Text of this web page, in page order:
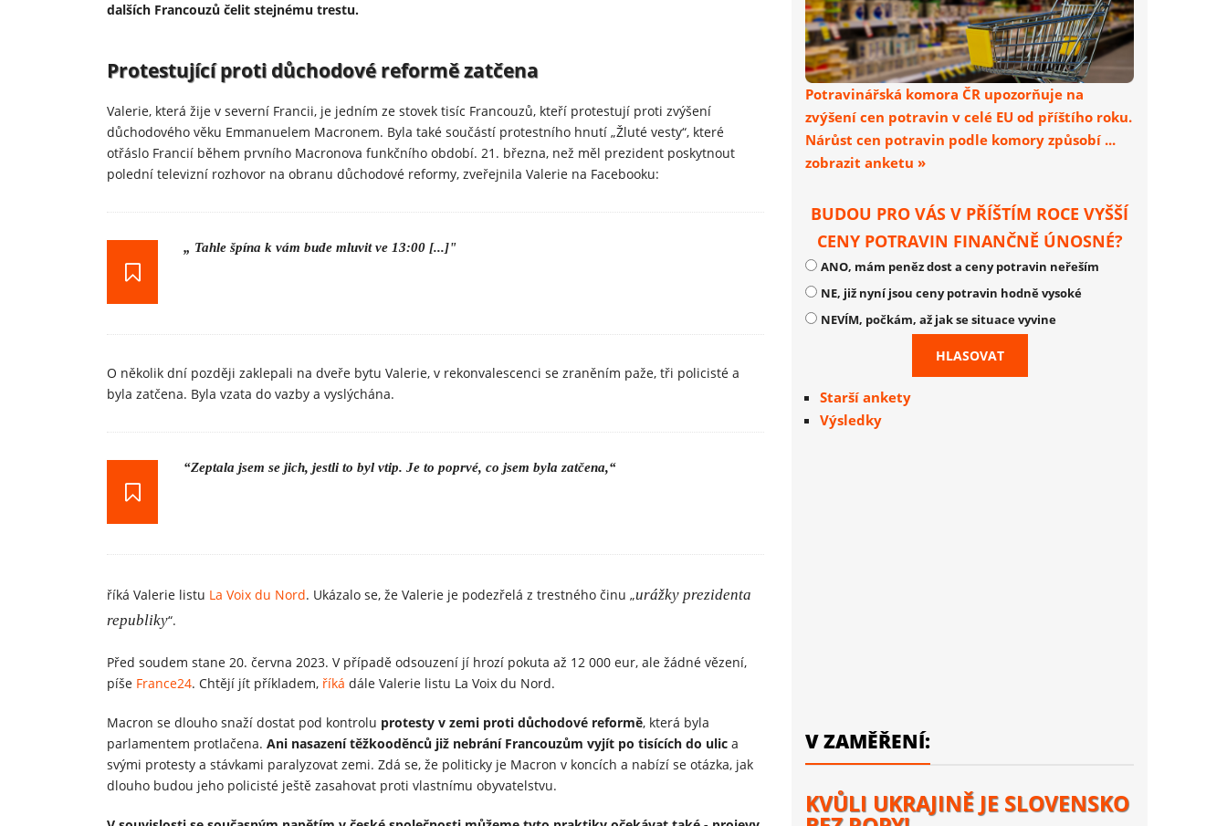
dalších Francouzů čelit stejnému trestu.
Protestující proti důchodové reformě zatčena
Valerie, která žije v severní Francii, je jedním ze stovek tisíc Francouzů, kteří protestují proti zvýšení
důchodového věku Emmanuelem Macronem. Byla také součástí protestního hnutí „Žluté vesty“, které
otřáslo Francií během prvního Macronova funkčního období. 21. března, než měl prezident poskytnout
polední televizní rozhovor na obranu důchodové reformy, zveřejnila Valerie na Facebooku:
„ Tahle špína k vám bude mluvit ve 13:00 [...]"
O několik dní později zaklepali na dveře bytu Valerie, v rekonvalescenci se zraněním paže, tři policisté a
byla zatčena. Byla vzata do vazby a vyslýchána.
“Zeptala jsem se jich, jestli to byl vtip. Je to poprvé, co jsem byla zatčena,“
říká Valerie listu La Voix du Nord. Ukázalo se, že Valerie je podezřelá z trestného činu „urážky prezidenta
republiky“.
Před soudem stane 20. června 2023. V případě odsouzení jí hrozí pokuta až 12 000 eur, ale žádné vězení,
píše France24. Chtějí jít příkladem, říká dále Valerie listu La Voix du Nord.
Macron se dlouho snaží dostat pod kontrolu protesty v zemi proti důchodové reformě, která byla
parlamentem protlačena. Ani nasazení těžkooděnců již nebrání Francouzům vyjít po tisících do ulic a
svými protesty a stávkami paralyzovat zemi. Zdá se, že politicky je Macron v koncích a nabízí se otázka, jak
dlouho budou jeho policisté ještě zasahovat proti vlastnímu obyvatelstvu.
Potravinářská komora ČR upozorňuje na
zvýšení cen potravin v celé EU od příštího roku.
Nárůst cen potravin podle komory způsobí ...
zobrazit anketu »
BUDOU PRO VÁS V PŘÍŠTÍM ROCE VYŠŠÍ
CENY POTRAVIN FINANČNĚ ÚNOSNÉ?
ANO, mám peněz dost a ceny potravin neřeším
NE, již nyní jsou ceny potravin hodně vysoké
NEVÍM, počkám, až jak se situace vyvine
Starší ankety
Výsledky
V ZAMĚŘENÍ:
KVŮLI UKRAJINĚ JE SLOVENSKO